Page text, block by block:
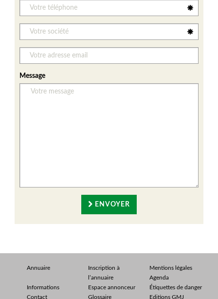
Message
ENVOYER
Annuaire
Inscription à
l’annuaire
Mentions légales
Agenda
Informations
Espace annonceur
Étiquettes de danger
Contact
Glossaire Editions GMJ